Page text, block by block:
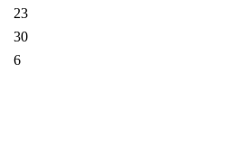
23
30
6